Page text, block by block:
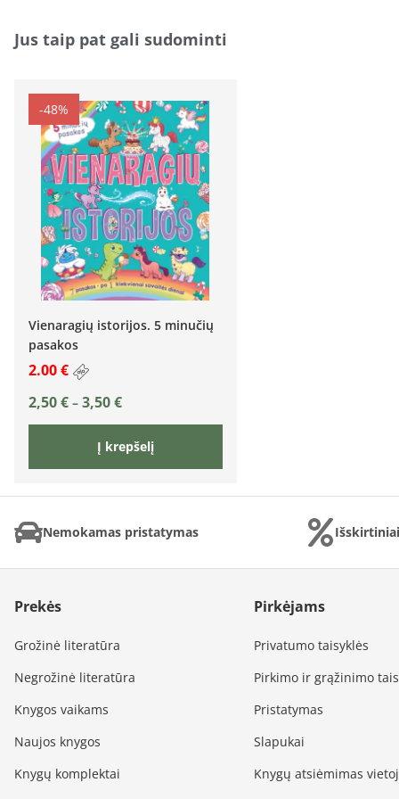
Jus taip pat gali sudominti
-48%
Vienaragių istorijos. 5 minučių
pasakos
2.00 €
2,50€ – 3,50€
Į krepšelį
Nemokamas pristatymas
Prekės
Grožinė literatūra
Negrožinė literatūra
Knygos vaikams
Naujos knygos
Knygų komplektai
Pirkėjams
Privatumo taisyklės
Pirkimo ir grąžinimo
Pristatymas
Slapukai
Knygų atsiėmimas